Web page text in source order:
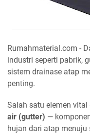
Rumahmaterial.com -
industri seperti pabrik,
sistem drainase atap
penting.
Salah satu elemen
air (gutter) —
hujan dari atap